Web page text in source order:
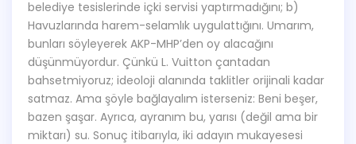
belediye tesislerinde içki servisi yaptırmadığını; b)
Havuzlarında harem-selamlık uygulattığını. Umarım,
bunları söyleyerek AKP-MHP’den oy alacağını
düşünmüyordur. Çünkü L. Vuitton çantadan
bahsetmiyoruz; ideoloji alanında taklitler orijinali kadar
satmaz. Ama şöyle bağlayalım isterseniz: Beni beşer,
bazen şaşar. Ayrıca, ayranım bu, yarısı (değil ama bir
miktarı) su. Sonuç itibarıyla, iki adayın mukayesesi